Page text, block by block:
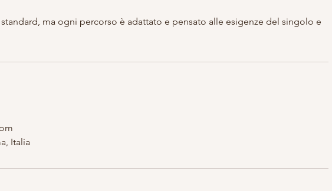
ma ogni percorso è adattato e pensato alle esigenze del singolo e
Italia